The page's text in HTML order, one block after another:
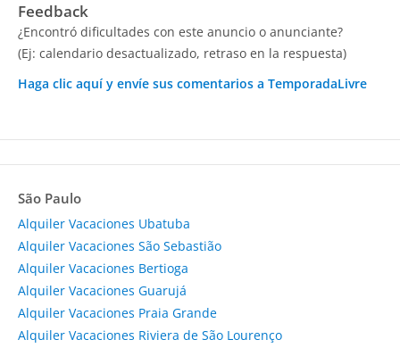
Feedback
¿Encontró dificultades con este anuncio o anunciante?
(Ej: calendario desactualizado, retraso en la respuesta)
Haga clic aquí y envíe sus comentarios a TemporadaLivre
São Paulo
Alquiler Vacaciones Ubatuba
Alquiler Vacaciones São Sebastião
Alquiler Vacaciones Bertioga
Alquiler Vacaciones Guarujá
Alquiler Vacaciones Praia Grande
Alquiler Vacaciones Riviera de São Lourenço